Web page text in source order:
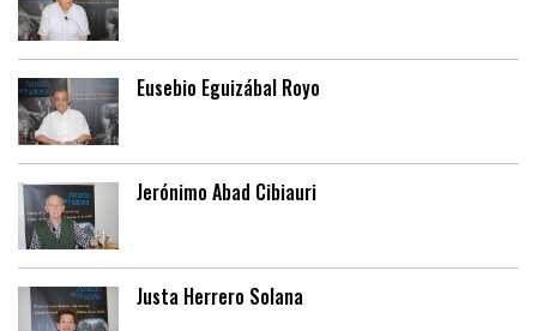
Eusebio Eguizábal Royo
Jerónimo Abad Cibiauri
Justa Herrero Solana